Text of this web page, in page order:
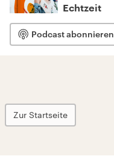
Echtzeit
Podcast abonnieren
Zur Startseite